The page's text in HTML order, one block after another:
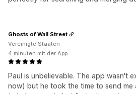
Paul is unbelievable. The app wasn't
now) but he took the time to send me
Ghosts of Wall Street
Vereinigte Staaten
4 minuten mit der App